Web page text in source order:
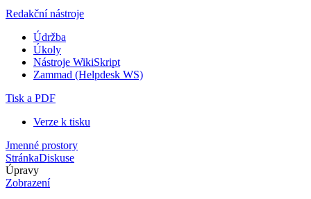
Redakční nástroje
Údržba
Úkoly
Nástroje WikiSkript
Zammad (Helpdesk WS)
Tisk a PDF
Verze k tisku
Jmenné prostory
StránkaDiskuse
Úpravy
Zobrazení